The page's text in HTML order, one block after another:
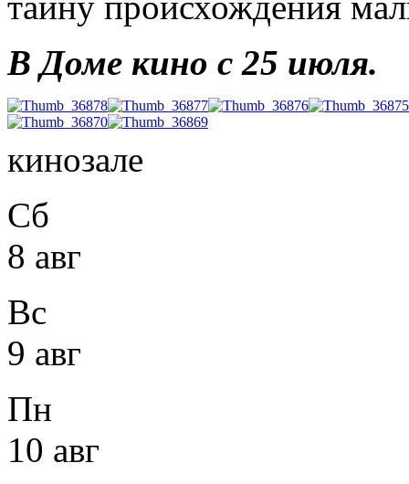
В Доме кино с 25 июля.
кинозале
Сб
8 авг
Вс
9 авг
Пн
10 авг